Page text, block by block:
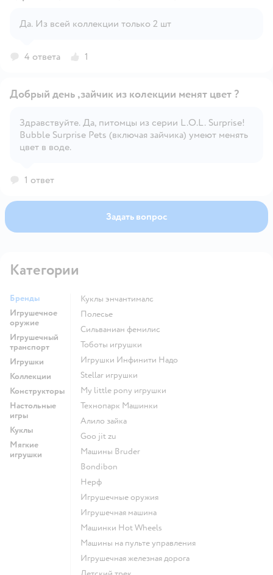
Открыть вопрос
Да. Из всей коллекции только 2 шт
4 ответа 1
Открыть вопрос
Добрый день ,зайчик из колекции менят цвет ?
Здравствуйте. Да, питомцы из серии L.O.L. Surprise!
Bubble Surprise Pets (включая зайчика) умеют менять
цвет в воде.
1 ответ
Задать вопрос
Категории
Бренды
Игрушечное
оружие
Игрушечный
транспорт
Игрушки
Коллекции
Конструкторы
Настольные
игры
Куклы
Мягкие
игрушки
Куклы энчантималс
Полесье
Сильваниан фемилис
Тоботы игрушки
Игрушки Инфинити Надо
Stellar игрушки
my little pony игрушки
Технопарк Машинки
Алило зайка
Goo jit zu
Машины Bruder
Bondibon
Нерф
Игрушечные оружия
Игрушечная машина
Машинки Hot Wheels
Машины на пульте управления
Игрушечная железная дорога